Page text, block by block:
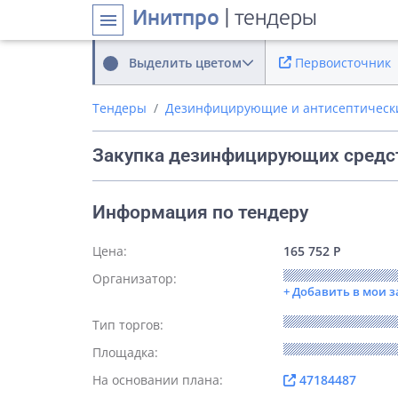
menu Инитпро | тендеры
Выделить цветом Первоисточник
Тендеры Дезинфицирующие и
Закупка дезинфицирующих
Информация по тендеру
Цена:
165 752 Р
Организатор:
+ Добавить в мои
Тип торгов:
Площадка:
На основании плана:
47184487